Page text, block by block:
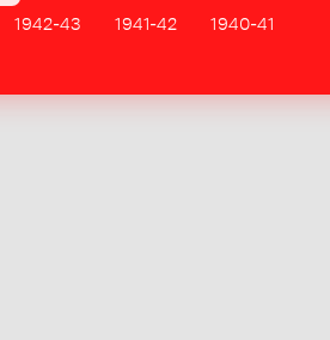
1942-43 1941-42
1940-41